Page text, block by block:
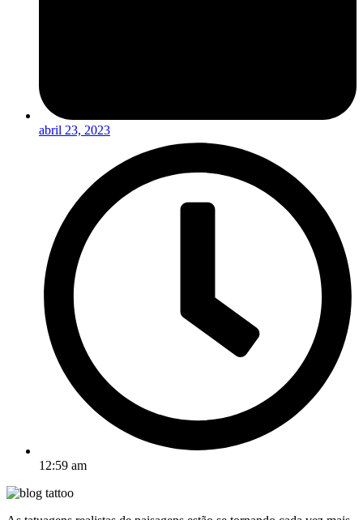
abril 23, 2023
12:59 am